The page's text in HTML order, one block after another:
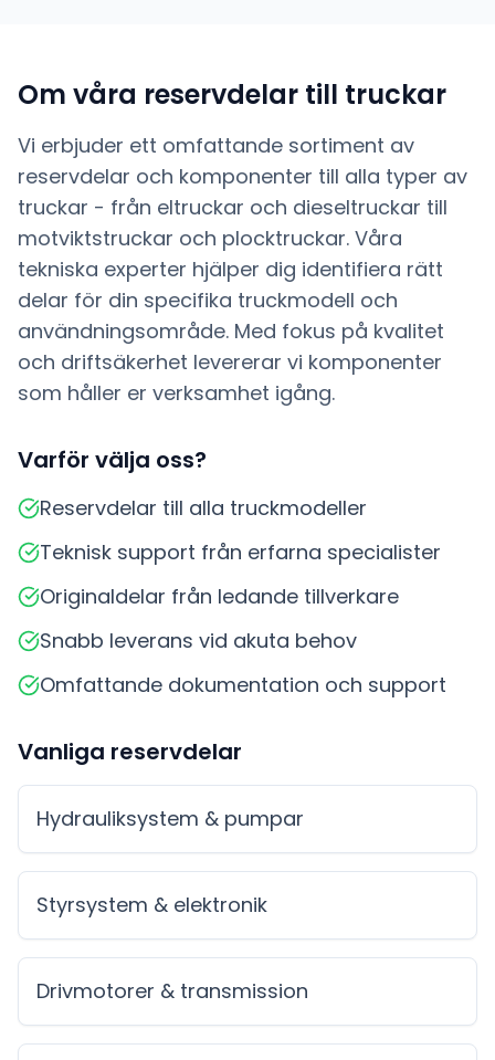
Om våra reservdelar till truckar
Vi erbjuder ett omfattande sortiment av
reservdelar och komponenter till alla typer av
truckar - från eltruckar och dieseltruckar till
motviktstruckar och plocktruckar. Våra
tekniska experter hjälper dig identifiera rätt
delar för din specifika truckmodell och
användningsområde. Med fokus på kvalitet
och driftsäkerhet levererar vi komponenter
som håller er verksamhet igång.
Varför välja oss?
Reservdelar till alla truckmodeller
Teknisk support från erfarna specialister
Originaldelar från ledande tillverkare
Snabb leverans vid akuta behov
Omfattande dokumentation och support
Vanliga reservdelar
Hydrauliksystem & pumpar
Styrsystem & elektronik
Drivmotorer & transmission